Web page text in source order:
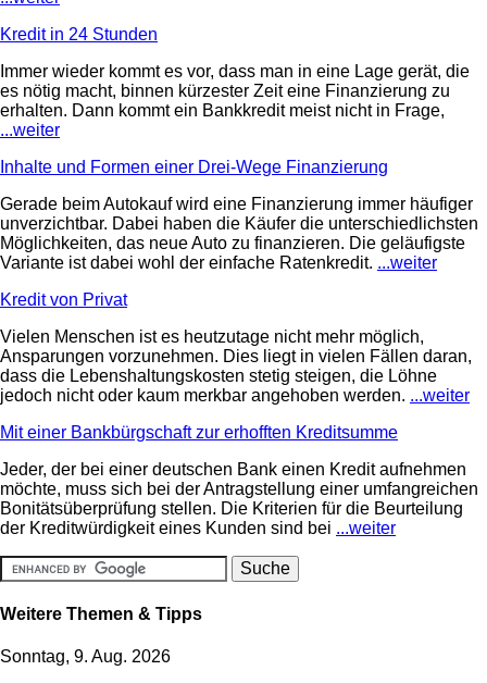
Kredit in 24 Stunden
Immer wieder kommt es vor, dass man in eine Lage gerät, die
es nötig macht, binnen kürzester Zeit eine Finanzierung zu
erhalten. Dann kommt ein Bankkredit meist nicht in Frage,
...weiter
Inhalte und Formen einer Drei-Wege Finanzierung
Gerade beim Autokauf wird eine Finanzierung immer häufiger
unverzichtbar. Dabei haben die Käufer die unterschiedlichsten
Möglichkeiten, das neue Auto zu finanzieren. Die geläufigste
Variante ist dabei wohl der einfache Ratenkredit. ...weiter
Kredit von Privat
Vielen Menschen ist es heutzutage nicht mehr möglich,
Ansparungen vorzunehmen. Dies liegt in vielen Fällen daran,
dass die Lebenshaltungskosten stetig steigen, die Löhne
jedoch nicht oder kaum merkbar angehoben werden. ...weiter
Mit einer Bankbürgschaft zur erhofften Kreditsumme
Jeder, der bei einer deutschen Bank einen Kredit aufnehmen
möchte, muss sich bei der Antragstellung einer umfangreichen
Bonitätsüberprüfung stellen. Die Kriterien für die Beurteilung
der Kreditwürdigkeit eines Kunden sind bei ...weiter
Weitere Themen & Tipps
Sonntag, 9. Aug. 2026